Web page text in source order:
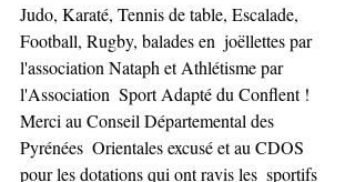
Judo, Karaté, Tennis de table, Escalade,
Football, Rugby, balades en  joëllettes par
l'association Nataph et Athlétisme par
l'Association  Sport Adapté du Conflent !
Merci au Conseil Départemental des
Pyrénées  Orientales excusé et au CDOS
pour les dotations qui ont ravis les  sportifs